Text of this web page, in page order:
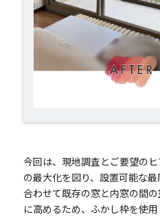
今回は、現地調査とご要望の
の最大化を図り、設置可能な最
合わせて既存の窓と内窓の間
に高めるため、ふかし枠を使用